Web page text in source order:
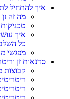
איך להתחיל
מה זה זן
איך
כל
מפגשי
סדנאות זן
קבוצות